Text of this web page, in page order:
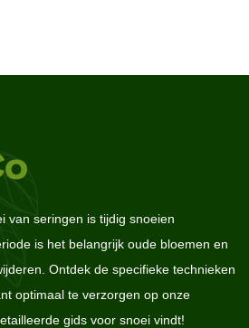
van seringen is tijdig snoeien
is het belangrijk oude bloemen en
Ontdek de specifieke technieken
optimaal te verzorgen op onze
gids voor snoei vindt!